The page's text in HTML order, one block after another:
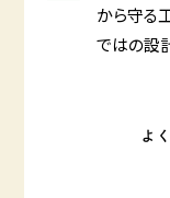
から守る
ではの設
よ